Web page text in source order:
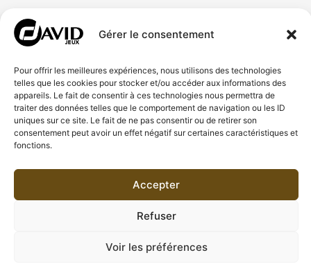
Gérer le consentement
Pour offrir les meilleures expériences, nous utilisons des technologies
telles que les cookies pour stocker et/ou accéder aux informations des
appareils. Le fait de consentir à ces technologies nous permettra de
traiter des données telles que le comportement de navigation ou les ID
uniques sur ce site. Le fait de ne pas consentir ou de retirer son
consentement peut avoir un effet négatif sur certaines caractéristiques et
fonctions.
Accepter
Refuser
Voir les préférences
S'abonner
À PROPOS DE DAVID JEUX
CONSEILS & TECHNIQUES